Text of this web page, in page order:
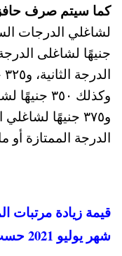
كما سيتم صرف
وكذلك ٣٥٠
الدرجة الممتازة أو
قيمة زيادة مرتبات
شهر يوليو 2021 حسب كل درجة